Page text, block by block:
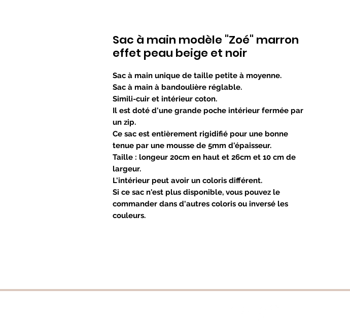
Sac à main modèle "Zoé" marron
effet peau beige et noir
Sac à main unique de taille petite à moyenne.
Sac à main à bandoulière réglable.
Simili-cuir et intérieur coton.
Il est doté d'une grande poche intérieur fermée par
un zip.
Ce sac est entièrement rigidifié pour une bonne
tenue par une mousse de 5mm d'épaisseur.
Taille : longeur 20cm en haut et 26cm et 10 cm de
largeur.
L'intérieur peut avoir un coloris différent.
Si ce sac n'est plus disponible, vous pouvez le
commander dans d'autres coloris ou inversé les
couleurs.